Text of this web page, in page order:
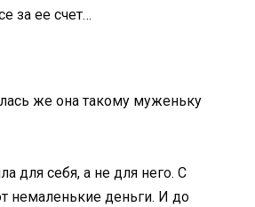
за ее счет…
же она такому муженьку
для себя, а не для него. С
немаленькие деньги. И до